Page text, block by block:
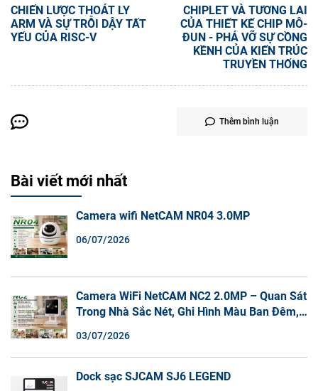
CHIẾN LƯỢC THOÁT LY
ARM VÀ SỰ TRỖI DẬY TẤT
YẾU CỦA RISC-V
CHIPLET VÀ TƯƠNG LAI
CỦA THIẾT KẾ CHIP MÔ-
ĐUN - PHÁ VỠ SỰ CỒNG
KỀNH CỦA KIẾN TRÚC
TRUYỀN THỐNG
Thêm bình luận
Bài viết mới nhất
Camera wifi NetCAM NR04 3.0MP
06/07/2026
Camera WiFi NetCAM NC2 2.0MP – Quan Sát
Trong Nhà Sắc Nét, Ghi Hình Màu Ban Đêm,
03/07/2026
Dock sạc SJCAM SJ6 LEGEND